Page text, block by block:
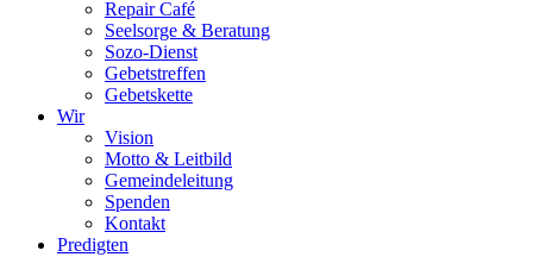
Repair Café
Seelsorge & Beratung
Sozo-Dienst
Gebetstreffen
Gebetskette
Wir
Vision
Motto & Leitbild
Gemeindeleitung
Spenden
Kontakt
Predigten